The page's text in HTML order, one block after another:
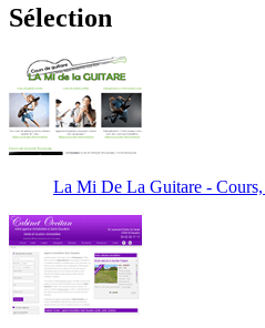
Sélection
La Mi De La Guitare -